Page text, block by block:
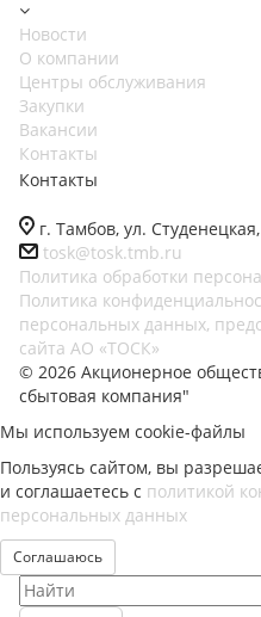
Новости
О компании
Центры обслуживания
Закупки
Вакансии
Контакты
Контакты
г. Тамбов, ул.
tosk@tosk.tmb.ru
Политика обработки
Политика
персональных данных,
сайта АО «ТОСК»
© 2026 Акционерное
сбытовая компания"
Мы используем cookie-файлы
Пользуясь сайтом, вы
и соглашаетесь с политикой
персональных данных
Соглашаюсь